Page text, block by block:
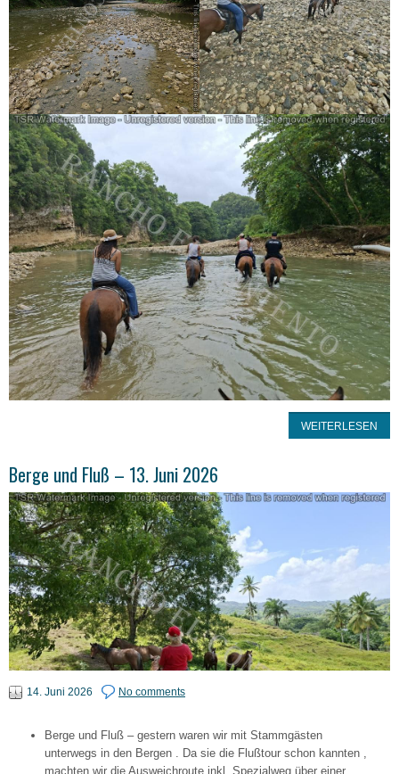
WEITERLESEN
Berge und Fluß – 13. Juni 2026
14. Juni 2026 No comments
Berge und Fluß – gestern waren wir mit Stammgästen
unterwegs in den Bergen . Da sie die Flußtour schon kannten ,
machten wir die Ausweichroute inkl. Spezialweg über einer